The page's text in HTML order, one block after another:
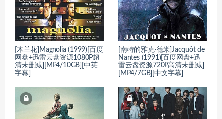
[木兰花]Magnolia (1999)[百度
网盘+迅雷云盘资源1080P超
清未删减][MP4/10GB][中英
字幕]
[南特的雅克·德米]Jacquôt de
Nantes (1991)[百度网盘+迅
雷云盘资源720P高清未删减]
[MP4/7GB][中文字幕]